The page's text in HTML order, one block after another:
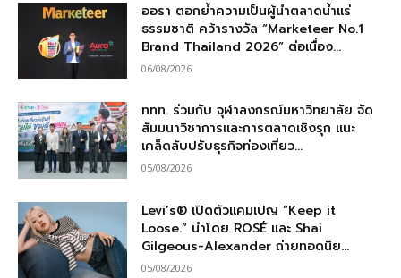
ออรา ตอกย้ำความเป็นผู้นำตลาดน้ำแร่
ธรรมชาติ คว้ารางวัล “Marketeer No.1
Brand Thailand 2026” ต่อเนื่อง...
06/08/2026
ททท. ร่วมกับ จุฬาลงกรณ์มหาวิทยาลัย จัด
สัมมนาวิชาการและการตลาดเชิงรุก แนะ
เคล็ดลับปรับธุรกิจท่องเที่ยว...
05/08/2026
Levi’s® เปิดตัวแคมเปญ “Keep it
Loose.” นำโดย ROSÉ และ Shai
Gilgeous-Alexander ถ่ายทอดนิย...
05/08/2026